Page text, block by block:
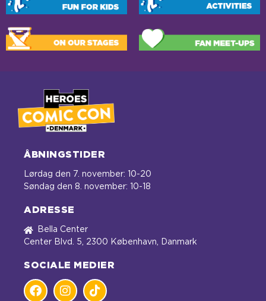
ÅBNINGSTIDER
Lørdag den 7. november: 10-20
Søndag den 8. november: 10-18
ADRESSE
Bella Center
Center Blvd. 5, 2300 København, Danmark
SOCIALE MEDIER